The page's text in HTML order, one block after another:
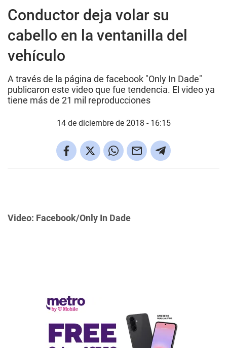
Conductor deja volar su
cabello en la ventanilla del
vehículo
A través de la página de facebook "Only In Dade"
publicaron este video que fue tendencia. El video ya
tiene más de 21 mil reproducciones
14 de diciembre de 2018 - 16:15
Video: Facebook/Only In Dade